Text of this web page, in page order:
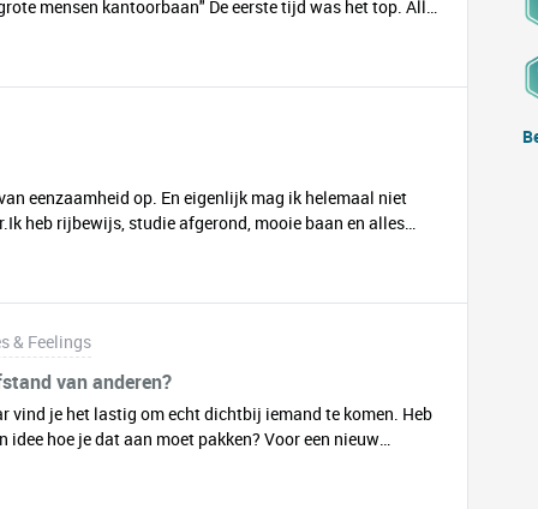
mensen kantoorbaan" De eerste tijd was het top. Alles
het water. Tot dat er 10 bekende collegas vertrokken (veel
omstandigheden die ik beschrijf) . Ik ineens met
daarbij onveiligheid meemaakten. De leidinggevende
ik me baan kwijt zou raken.En ik merk ineens dat ik
tot emotie regulatie. Onduidelijke opdrachten en
leiding gevende had. Nu heb ik door een samenloop van
eenzaamheid op. En eigenlijk mag ik helemaal niet
heb rijbewijs, studie afgerond, mooie baan en alles
delen voelt zo ontzettend kloten. Tegenwoordig is het zo
al fijn zou vinden is gewoon een persoon om me heen
& Feelings
van anderen?
vind je het lastig om echt dichtbij iemand te komen. Heb
hoe je dat aan moet pakken? Voor een nieuw
Jurre Geluk volwassenen tussen de 21 en 36 jaar die
en nog, ongewild, maagd zijn. Tijdens een retraite van